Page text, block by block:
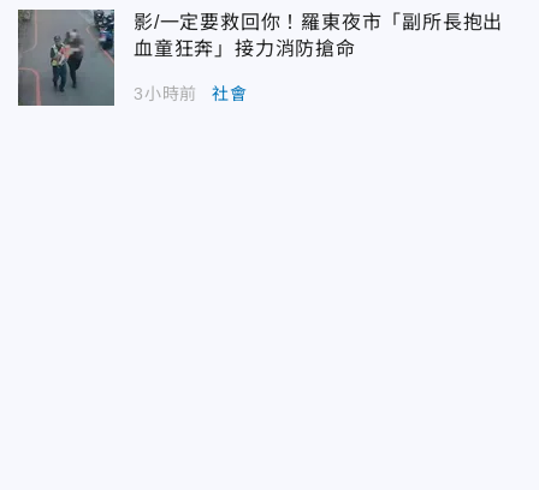
影/一定要救回你！羅東夜市「副所長抱出
血童狂奔」接力消防搶命
3小時前 社會